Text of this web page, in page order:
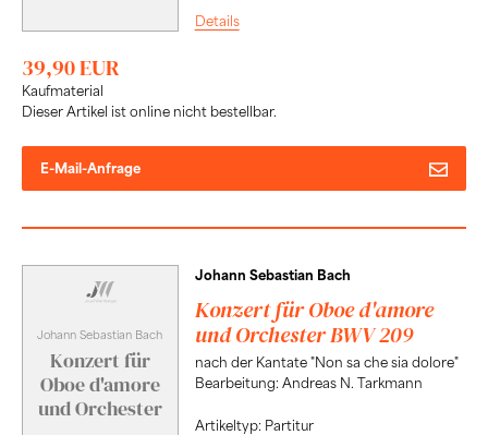
Details
39,90 EUR
Kaufmaterial
Dieser Artikel ist online nicht bestellbar.
E-Mail-Anfrage
Johann Sebastian Bach
Konzert für
Oboe d'amore
und Orchester
Johann Sebastian Bach
Konzert für Oboe d'amore
und Orchester BWV 209
nach der Kantate "Non sa che sia dolore"
Bearbeitung: Andreas N. Tarkmann
Artikeltyp: Partitur